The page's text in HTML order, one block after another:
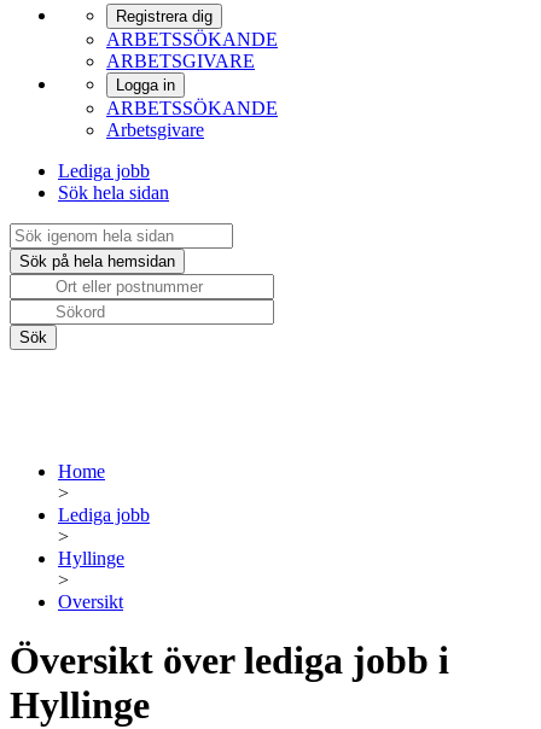
Registrera dig
ARBETSSÖKANDE
ARBETSGIVARE
Logga in
ARBETSSÖKANDE
Arbetsgivare
Lediga jobb
Sök hela sidan
Home
>
Lediga jobb
>
Hyllinge
>
Oversikt
Översikt över lediga jobb i
Hyllinge